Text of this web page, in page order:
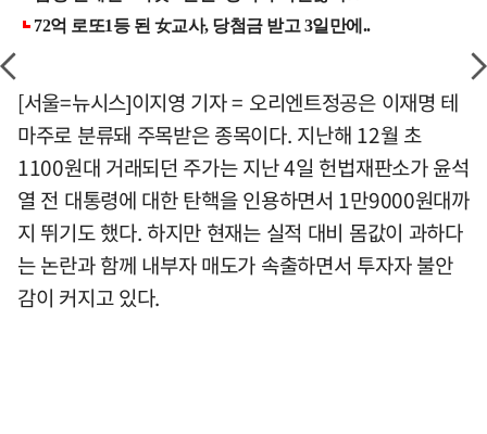
[서울=뉴시스]이지영 기자 = 오리엔트정공은 이재명 테
마주로 분류돼 주목받은 종목이다. 지난해 12월 초
1100원대 거래되던 주가는 지난 4일 헌법재판소가 윤석
열 전 대통령에 대한 탄핵을 인용하면서 1만9000원대까
지 뛰기도 했다. 하지만 현재는 실적 대비 몸값이 과하다
는 논란과 함께 내부자 매도가 속출하면서 투자자 불안
감이 커지고 있다.